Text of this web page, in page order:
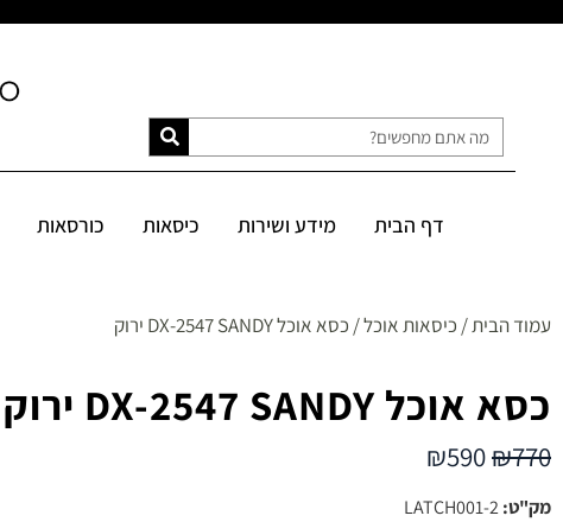
דף הבית מידע ושירות כיסאות כורסאות
עמוד הבית/ כיסאות אוכל/ כסא אוכל DX-2547 SANDY ירוק
כסא אוכל DX-2547 SANDY ירוק
₪770
₪590
מק"ט:LATCH001-2